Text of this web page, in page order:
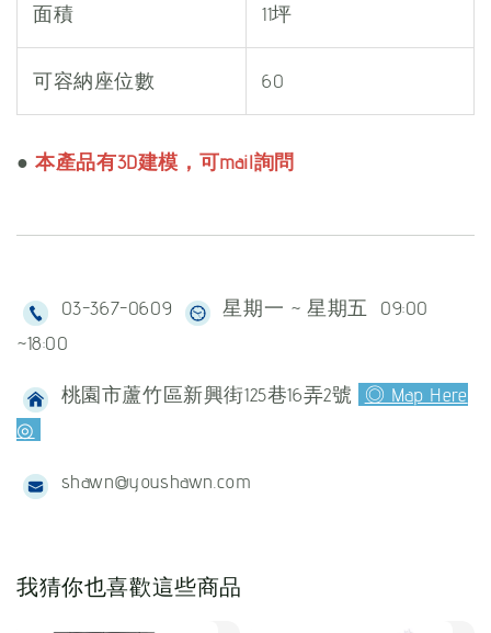
面積 11坪
可容納座位數 60
●本產品有3D建模，可mail詢問
03-367-0609
星期一 ~ 星期五 09:00
~18:00
桃園市蘆竹區新興街125巷16弄2號
◎ Map Here
◎
shawn@youshawn.com
我猜你也喜歡這些商品